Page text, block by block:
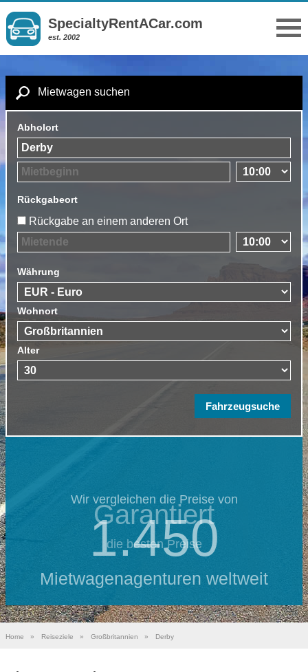
SpecialtyRentACar.com
est. 2002
Mietwagen suchen
Abholort
Rückgabeort
Rückgabe an einem anderen Ort
Währung
Wohnort
Alter
Wir vergleichen die Preise von
1.450
Mietwagenagenturen weltweit
Garantiert
die besten Preise
Home » Reiseziele » Großbritannien » Derby